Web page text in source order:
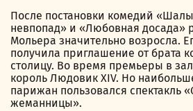
После постановки комедий
невпопад» и «Любовная досада»
Мольера значительно возросла.
получила приглашение от брата
столицу. Во время премьеры в
король Людовик XIV. Но
парижан пользовался спектакль
жеманницы».